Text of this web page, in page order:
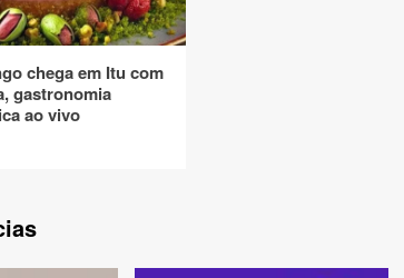
chega em Itu com
gastronomia
ao vivo